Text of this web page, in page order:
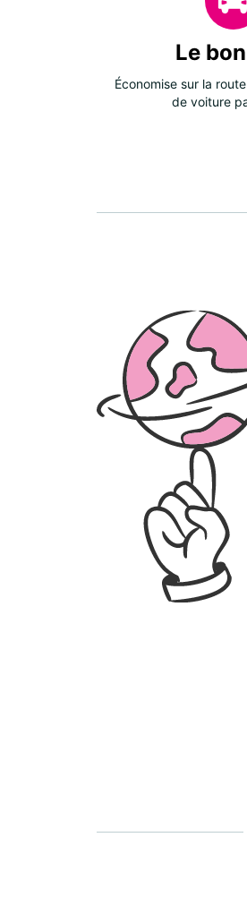
Le
Économise sur la
de voiture